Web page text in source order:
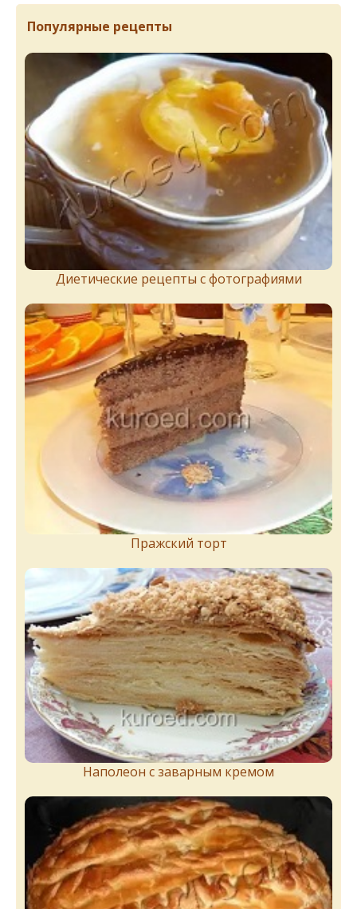
Популярные рецепты
Диетические рецепты с фотографиями
Пражский торт
Наполеон с заварным кремом